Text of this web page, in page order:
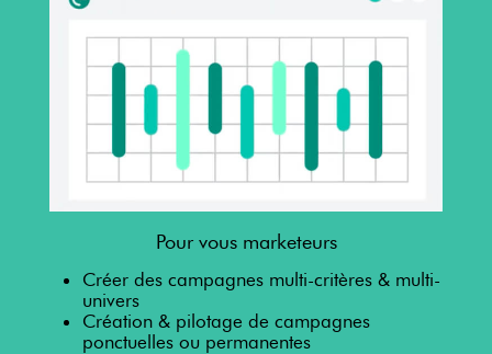
Pour vous marketeurs
Créer des campagnes multi-critères & multi-
univers
Création & pilotage de campagnes
ponctuelles ou permanentes